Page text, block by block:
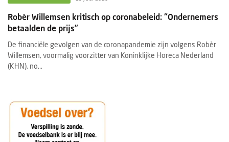
Robèr Willemsen kritisch op coronabeleid: “Ondernemers
betaalden de prijs”
De financiële gevolgen van de coronapandemie zijn volgens Robèr
Willemsen, voormalig voorzitter van Koninklijke Horeca Nederland
(KHN), no...